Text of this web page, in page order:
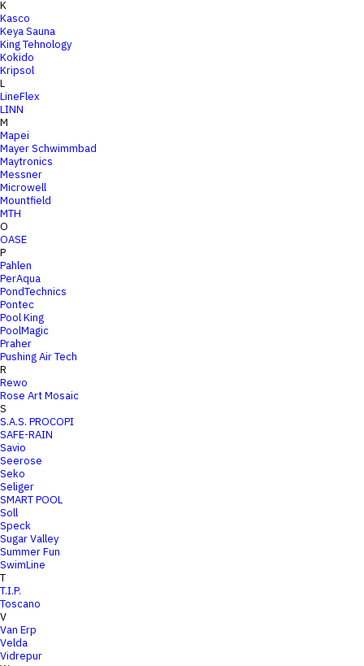
K
Kasco
Keya Sauna
King Tehnology
Kokido
Kripsol
L
LineFlex
LINN
M
Mapei
Mayer Schwimmbad
Maytronics
Messner
Microwell
Mountfield
MTH
O
OASE
P
Pahlen
PerAqua
PondTechnics
Pontec
Pool King
PoolMagic
Praher
Pushing Air Tech
R
Rewo
Rose Art Mosaic
S
S.A.S. PROCOPI
SAFE-RAIN
Savio
Seerose
Seko
Seliger
SMART POOL
Soll
Speck
Sugar Valley
Summer Fun
SwimLine
T
T.I.P.
Toscano
V
Van Erp
Velda
Vidrepur